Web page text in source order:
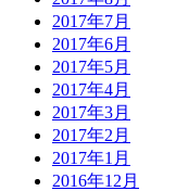
2017年7月
2017年6月
2017年5月
2017年4月
2017年3月
2017年2月
2017年1月
2016年12月